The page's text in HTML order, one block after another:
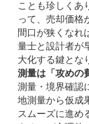
ことも珍しくあ
って、売却価格
間口が狭くなれ
量士と設計者が
大化する鍵とな
測量は「攻めの
測量・境界確認
地測量から仮成
スムーズに進め